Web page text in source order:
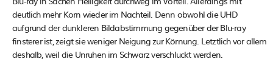
deutlich mehr Korn wieder im Nachteil. Denn obwohl die UHD
aufgrund der dunkleren Bildabstimmung gegenüber der Blu-ray
finsterer ist, zeigt sie weniger Neigung zur Körnung. Letztlich vor allem
deshalb, weil die Unruhen im Schwarz verschluckt werden.